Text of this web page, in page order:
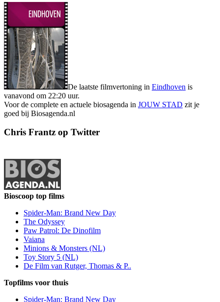
De laatste filmvertoning in Eindhoven is
vanavond om 22:20 uur.
Voor de complete en actuele biosagenda in JOUW STAD zit je
goed bij Biosagenda.nl
Chris Frantz op Twitter
Bioscoop top films
Spider-Man: Brand New Day
The Odyssey
Paw Patrol: De Dinofilm
Vaiana
Minions & Monsters (NL)
Toy Story 5 (NL)
De Film van Rutger, Thomas & P..
Topfilms voor thuis
Spider-Man: Brand New Day